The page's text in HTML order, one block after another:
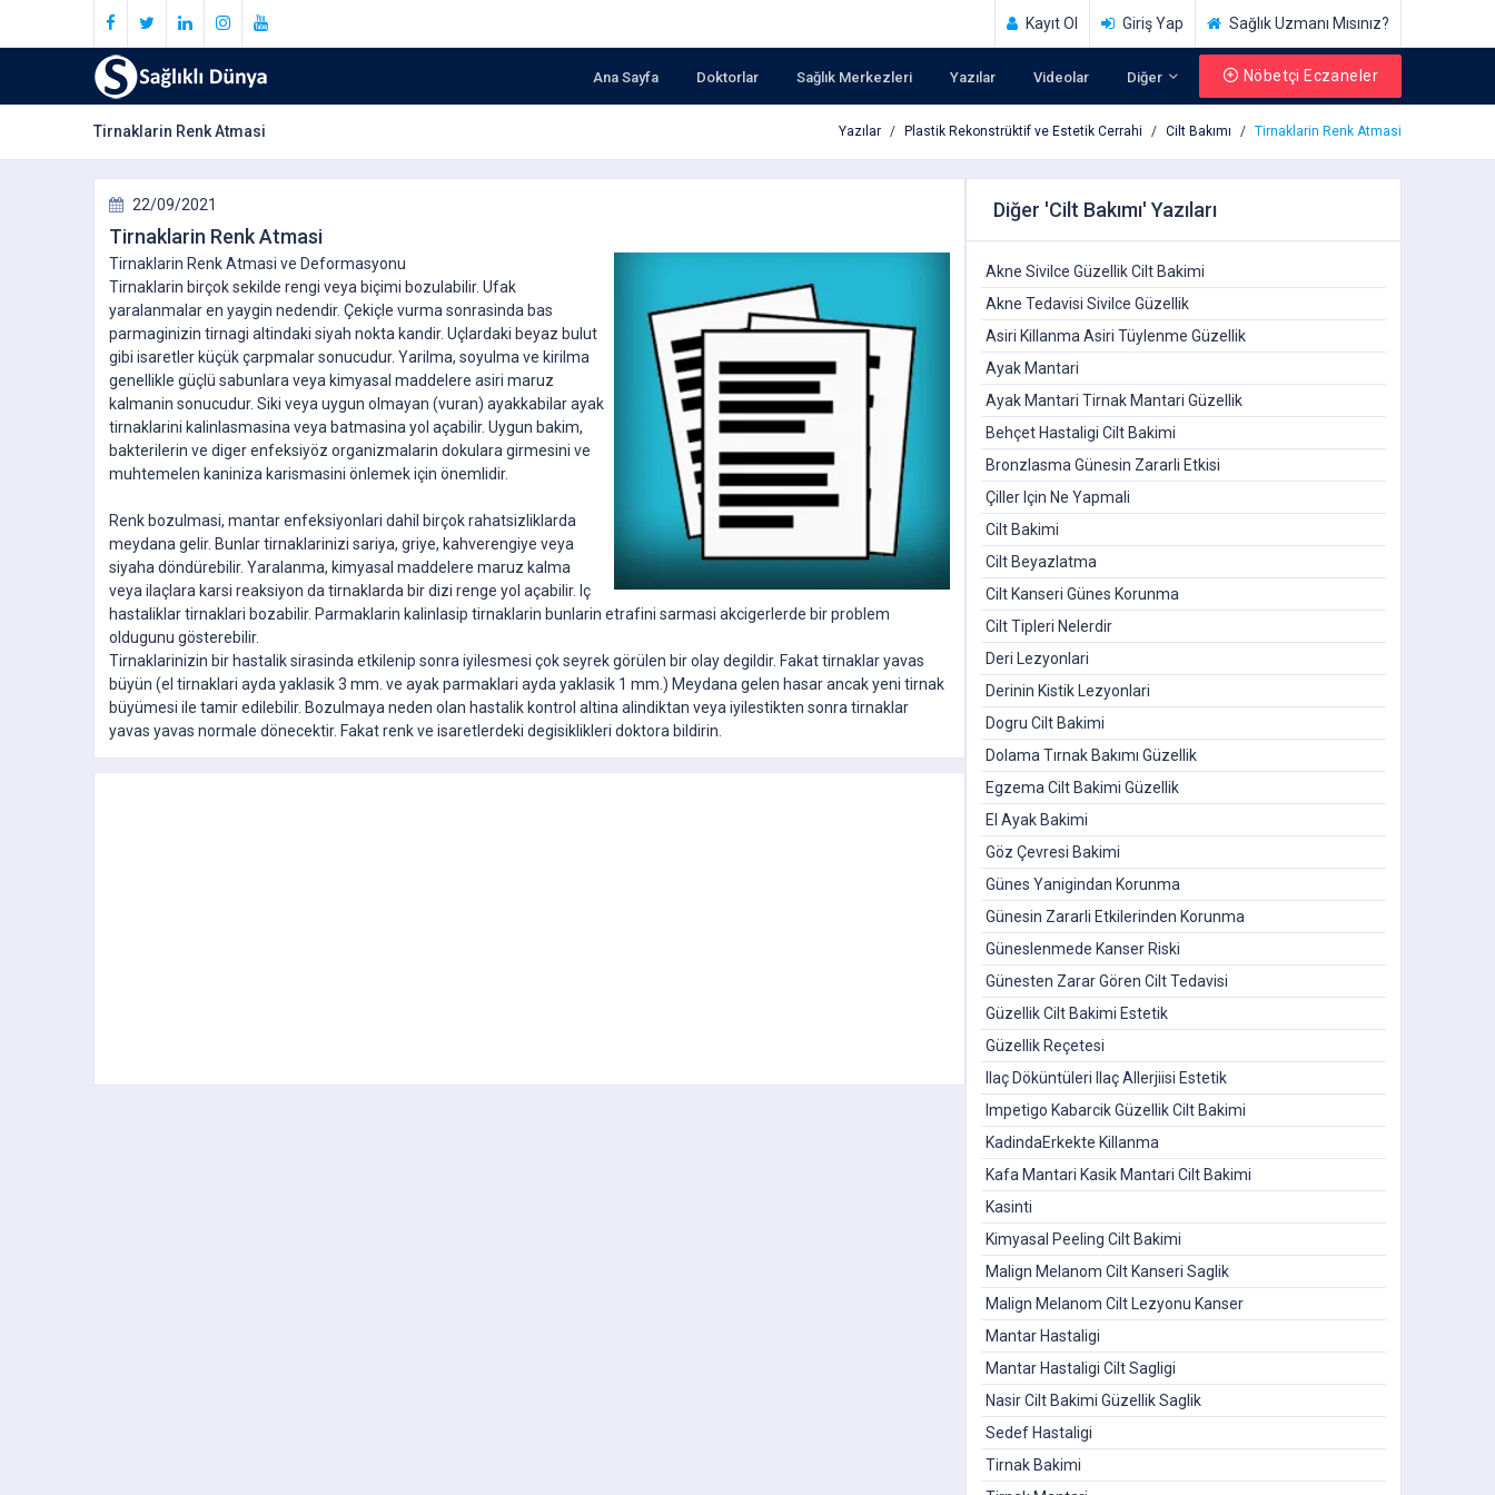
Kayıt Ol Giriş Yap Sağlık Uzmanı Mısınız?
Ana Sayfa Doktorlar Sağlık Merkezleri Yazılar Videolar Diğer Nöbetçi Eczaneler
Tirnaklarin Renk Atmasi Yazılar Plastik Rekonstrüktif ve Estetik Cerrahi Cilt Bakımı Tirnaklarin Renk Atmasi
22/09/2021
Tirnaklarin Renk Atmasi
Tirnaklarin Renk Atmasi ve Deformasyonu
Tirnaklarin birçok sekilde rengi veya biçimi bozulabilir. Ufak
yaralanmalar en yaygin nedendir. Çekiçle vurma sonrasinda bas
parmaginizin tirnagi altindaki siyah nokta kandir. Uçlardaki beyaz bulut
gibi isaretler küçük çarpmalar sonucudur. Yarilma, soyulma ve kirilma
genellikle güçlü sabunlara veya kimyasal maddelere asiri maruz
kalmanin sonucudur. Siki veya uygun olmayan (vuran) ayakkabilar ayak
tirnaklarini kalinlasmasina veya batmasina yol açabilir. Uygun bakim,
bakterilerin ve diger enfeksiyöz organizmalarin dokulara girmesini ve
muhtemelen kaniniza karismasini önlemek için önemlidir.
Renk bozulmasi, mantar enfeksiyonlari dahil birçok rahatsizliklarda
meydana gelir. Bunlar tirnaklarinizi sariya, griye, kahverengiye veya
siyaha döndürebilir. Yaralanma, kimyasal maddelere maruz kalma
veya ilaçlara karsi reaksiyon da tirnaklarda bir dizi renge yol açabilir. Iç
hastaliklar tirnaklari bozabilir. Parmaklarin kalinlasip tirnaklarin bunlarin etrafini sarmasi akcigerlerde bir problem
oldugunu gösterebilir.
Tirnaklarinizin bir hastalik sirasinda etkilenip sonra iyilesmesi çok seyrek görülen bir olay degildir. Fakat tirnaklar yavas
büyün (el tirnaklari ayda yaklasik 3 mm. ve ayak parmaklari ayda yaklasik 1 mm.) Meydana gelen hasar ancak yeni tirnak
büyümesi ile tamir edilebilir. Bozulmaya neden olan hastalik kontrol altina alindiktan veya iyilestikten sonra tirnaklar
yavas yavas normale dönecektir. Fakat renk ve isaretlerdeki degisiklikleri doktora bildirin.
Diğer 'Cilt Bakımı' Yazıları
Akne Sivilce Güzellik Cilt Bakimi
Akne Tedavisi Sivilce Güzellik
Asiri Killanma Asiri Tüylenme Güzellik
Ayak Mantari
Ayak Mantari Tirnak Mantari Güzellik
Behçet Hastaligi Cilt Bakimi
Bronzlasma Günesin Zararli Etkisi
Çiller Için Ne Yapmali
Cilt Bakimi
Cilt Beyazlatma
Cilt Kanseri Günes Korunma
Cilt Tipleri Nelerdir
Deri Lezyonlari
Derinin Kistik Lezyonlari
Dogru Cilt Bakimi
Dolama Tırnak Bakımı Güzellik
Egzema Cilt Bakimi Güzellik
El Ayak Bakimi
Göz Çevresi Bakimi
Günes Yanigindan Korunma
Günesin Zararli Etkilerinden Korunma
Güneslenmede Kanser Riski
Günesten Zarar Gören Cilt Tedavisi
Güzellik Cilt Bakimi Estetik
Güzellik Reçetesi
Ilaç Döküntüleri Ilaç Allerjiisi Estetik
Impetigo Kabarcik Güzellik Cilt Bakimi
KadindaErkekte Killanma
Kafa Mantari Kasik Mantari Cilt Bakimi
Kasinti
Kimyasal Peeling Cilt Bakimi
Malign Melanom Cilt Kanseri Saglik
Malign Melanom Cilt Lezyonu Kanser
Mantar Hastaligi
Mantar Hastaligi Cilt Sagligi
Nasir Cilt Bakimi Güzellik Saglik
Sedef Hastaligi
Tirnak Bakimi